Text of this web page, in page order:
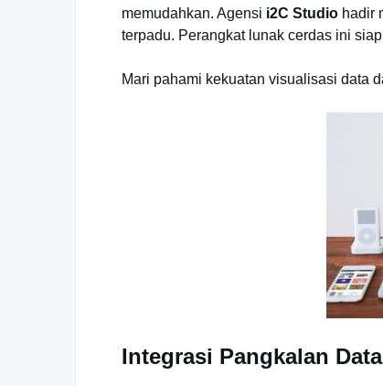
memudahkan. Agensi i2C Studio hadir
terpadu. Perangkat lunak cerdas ini
Mari pahami kekuatan visualisasi data
Integrasi Pangkalan